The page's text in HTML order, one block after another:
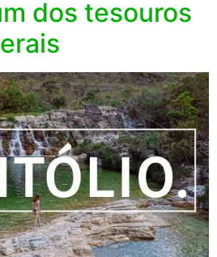
dos tesouros